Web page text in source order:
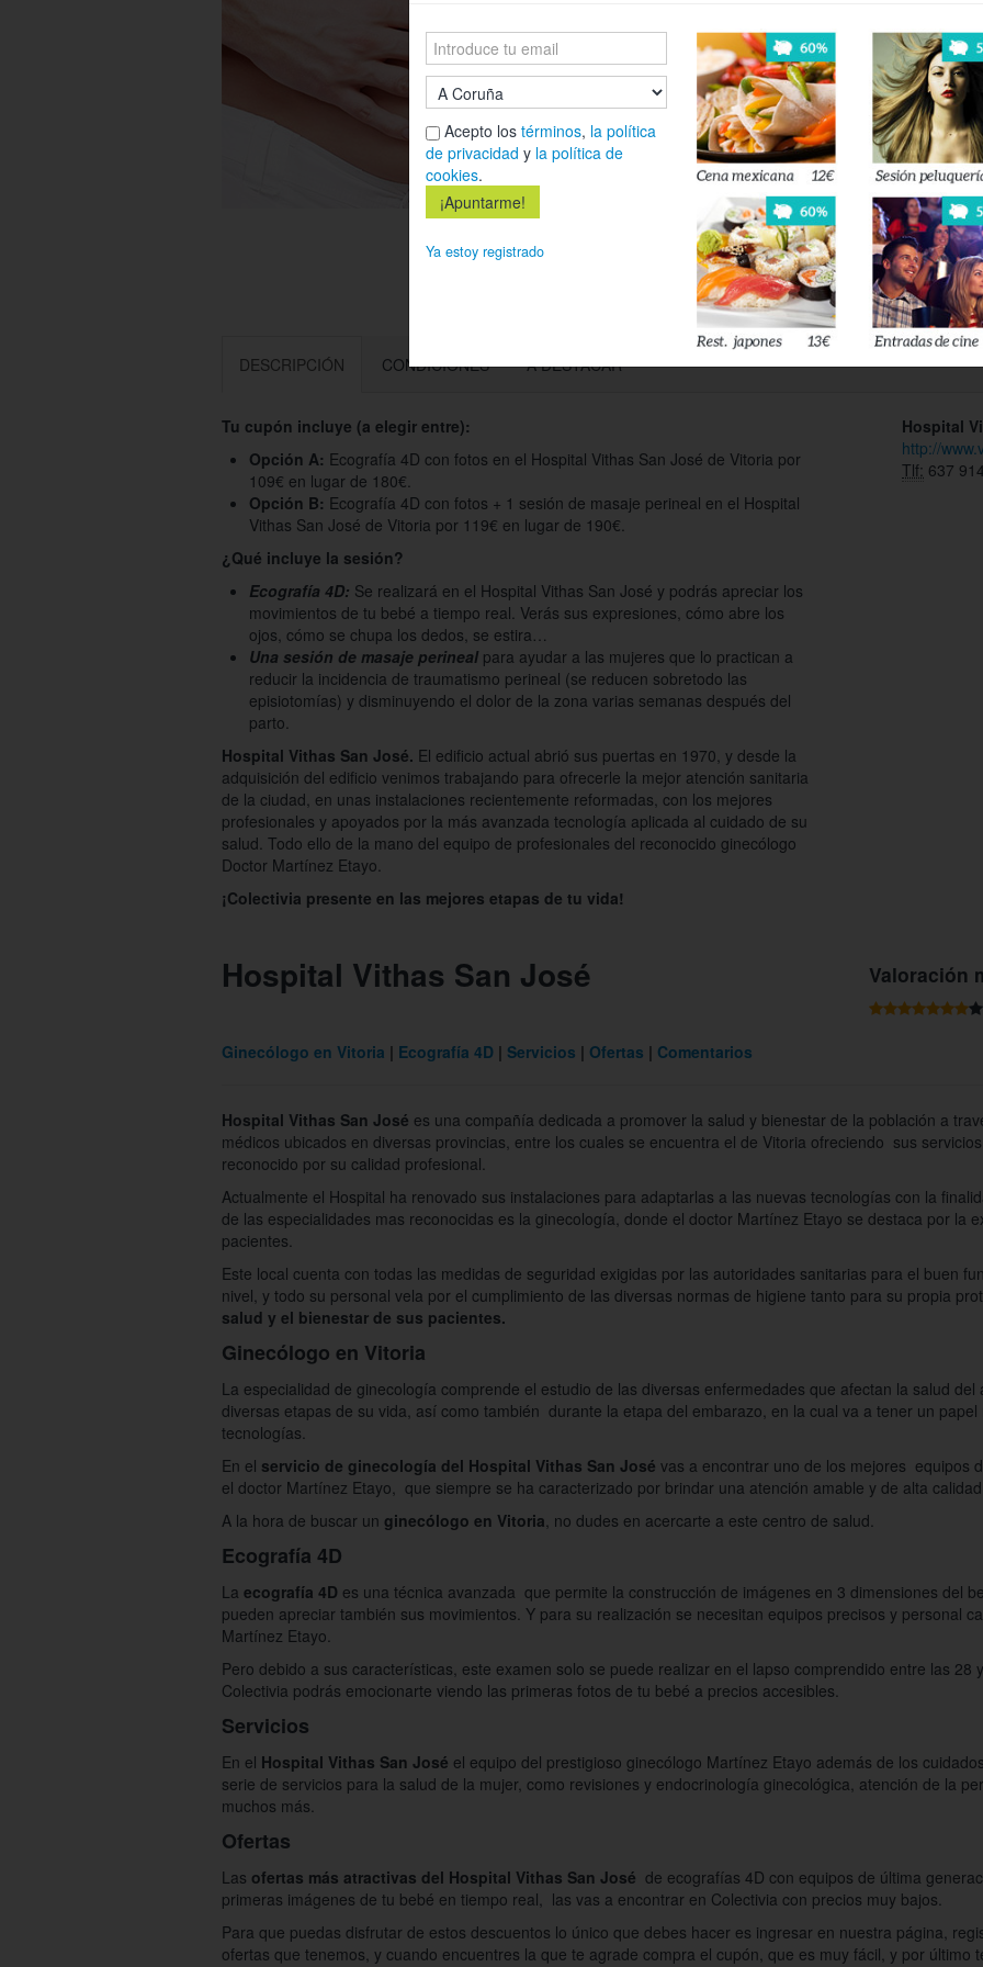
Déjanos tu
esté
Acepto
privacidady
DESCRIPCIÓN CONDICIONES A DESTACAR
Tu cupón incluye (a elegir entre):
Opción A: Ecografía 4D con fotos en el Hospital Vithas San José de Vitoria por
109€ en lugar de 180€.
Opción B: Ecografía 4D con fotos + 1 sesión de masaje perineal en el Hospital
Vithas San José de Vitoria por 119€ en lugar de 190€.
¿Qué incluye la sesión?
Ecografía 4D: Se realizará en el Hospital Vithas San José y podrás apreciar los
movimientos de tu bebé a tiempo real. Verás sus expresiones, cómo abre los
ojos, cómo se chupa los dedos, se estira…
Una sesión de masaje perineal para ayudar a las mujeres que lo practican a
reducir la incidencia de traumatismo perineal (se reducen sobretodo las
episiotomías) y disminuyendo el dolor de la zona varias semanas después del
parto.
Hospital Vithas San José. El edificio actual abrió sus puertas en 1970, y desde la
adquisición del edificio venimos trabajando para ofrecerle la mejor atención sanitaria
de la ciudad, en unas instalaciones recientemente reformadas, con los mejores
profesionales y apoyados por la más avanzada tecnología aplicada al cuidado de su
salud. Todo ello de la mano del equipo de profesionales del reconocido ginecólogo
Doctor Martínez Etayo.
¡Colectivia presente en las mejores etapas de tu vida!
Hospital
http://
Tlf: 637
Hospital Vithas San José Valoración
Ginecólogo en Vitoria
Ecografía 4D Servicios Ofertas Comentarios
Hospital Vithas San José es una compañía dedicada a promover la salud y bienestar de la población a
médicos ubicados en diversas provincias, entre los cuales se encuentra el de Vitoria ofreciendo sus
reconocido por su calidad profesional.
Actualmente el Hospital ha renovado sus instalaciones para adaptarlas a las nuevas tecnologías con la
de las especialidades mas reconocidas es la ginecología, donde el doctor Martínez Etayo se destaca por la
pacientes.
Este local cuenta con todas las medidas de seguridad exigidas por las autoridades sanitarias para el buen
nivel, y todo su personal vela por el cumplimiento de las diversas normas de higiene tanto para su propia
salud y el bienestar de sus pacientes.
Ginecólogo en Vitoria
La especialidad de ginecología comprende el estudio de las diversas enfermedades que afectan la salud
diversas etapas de su vida, así como también durante la etapa del embarazo, en la cual va a tener un
tecnologías.
En el servicio de ginecología del Hospital Vithas San José vas a encontrar uno de los mejores equipos
el doctor Martínez Etayo, que siempre se ha caracterizado por brindar una atención amable y de alta
A la hora de buscar un ginecólogo en Vitoria, no dudes en acercarte a este centro de salud.
Ecografía 4D
La ecografía 4D es una técnica avanzada que permite la construcción de imágenes en 3 dimensiones del
pueden apreciar también sus movimientos. Y para su realización se necesitan equipos precisos y personal
Martínez Etayo.
Pero debido a sus características, este examen solo se puede realizar en el lapso comprendido entre las 28
Colectivia podrás emocionarte viendo las primeras fotos de tu bebé a precios accesibles.
Servicios
En el Hospital Vithas San José el equipo del prestigioso ginecólogo Martínez Etayo además de los
serie de servicios para la salud de la mujer, como revisiones y endocrinología ginecológica, atención de la
muchos más.
Ofertas
Las ofertas más atractivas del Hospital Vithas San José de ecografías 4D con equipos de última
primeras imágenes de tu bebé en tiempo real, las vas a encontrar en Colectivia con precios muy bajos.
Para que puedas disfrutar de estos descuentos lo único que debes hacer es ingresar en nuestra página,
ofertas que tenemos, y cuando encuentres la que te agrade compra el cupón, que es muy fácil, y por último
Acepto los términos, la política
de privacidad y la política de
cookies.
Ya estoy registrado